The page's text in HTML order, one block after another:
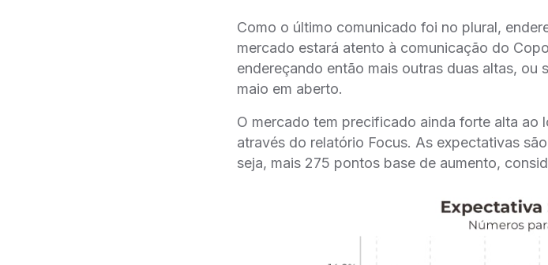
Como o último comunicado foi no plural,
mercado estará atento à comunicação do
endereçando então mais outras duas altas, ou
maio em aberto.
O mercado tem precificado ainda forte alta ao
através do relatório Focus. As expectativas
seja, mais 275 pontos base de aumento,